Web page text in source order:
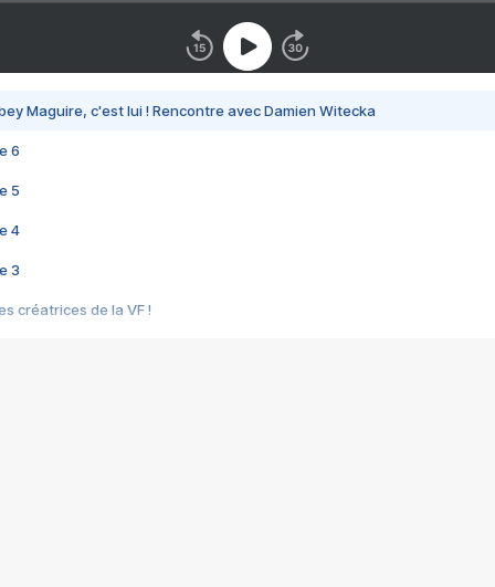
Maguire, c'est lui ! Rencontre avec Damien Witecka
6
5
4
3
créatrices de la VF !